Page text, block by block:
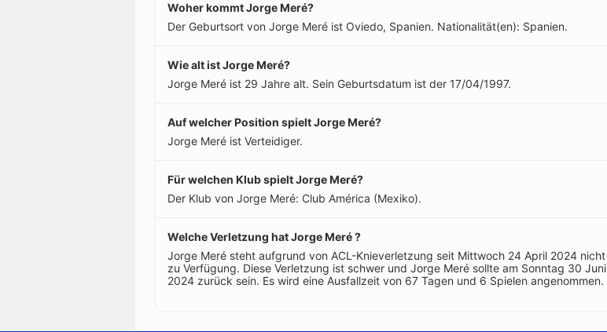
Woher kommt Jorge Meré?
Der Geburtsort von Jorge Meré ist Oviedo, Spanien. Nationalität(en): Spanien.
Wie alt ist Jorge Meré?
Jorge Meré ist 29 Jahre alt. Sein Geburtsdatum ist der 17/04/1997.
Auf welcher Position spielt Jorge Meré?
Jorge Meré ist Verteidiger.
Für welchen Klub spielt Jorge Meré?
Der Klub von Jorge Meré: Club América (Mexiko).
Welche Verletzung hat Jorge Meré ?
Jorge Meré steht aufgrund von ACL-Knieverletzung seit Mittwoch 24 April 2024 nicht
zu Verfügung. Diese Verletzung ist schwer und Jorge Meré sollte am Sonntag 30 Juni
2024 zurück sein. Es wird eine Ausfallzeit von 67 Tagen und 6 Spielen angenommen.